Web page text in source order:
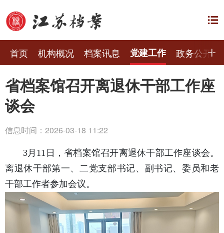
首页 机构概况 档案讯息 党建工作 政务公开
省档案馆召开离退休干部工作座
谈会
信息时间：2026-03-18 11:22
3月11日，省档案馆召开离退休干部工作座谈会。
离退休干部第一、二党支部书记、副书记、委员和老
干部工作者参加会议。